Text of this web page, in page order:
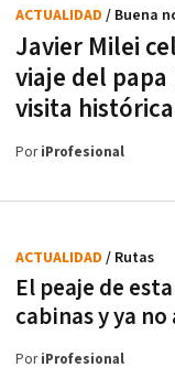
Javier Milei
viaje del papa
visita histórica
ACTUALIDAD / Buena
PoriProfesional
El peaje de
cabinas y ya
ACTUALIDAD / Rutas
PoriProfesional